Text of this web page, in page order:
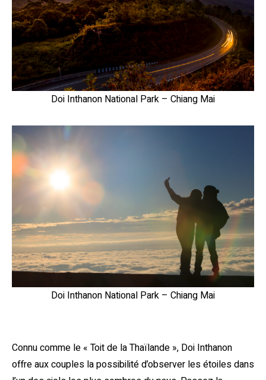
Doi Inthanon National Park – Chiang Mai
Doi Inthanon National Park – Chiang Mai
Connu comme le « Toit de la Thaïlande », Doi Inthanon
offre aux couples la possibilité d’observer les étoiles dans